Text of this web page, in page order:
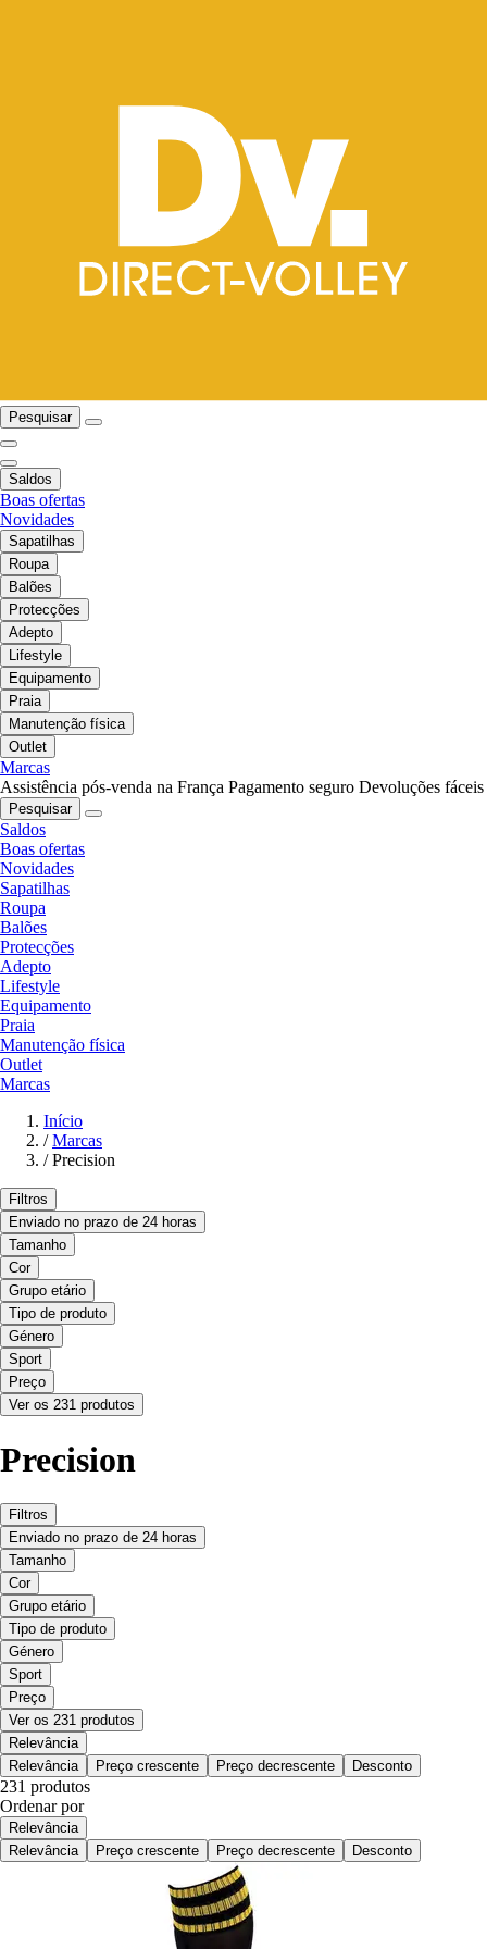
Pesquisar
Saldos
Boas ofertas
Novidades
Sapatilhas
Roupa
Balões
Protecções
Adepto
Lifestyle
Equipamento
Praia
Manutenção física
Outlet
Marcas
Assistência pós-venda na França Pagamento seguro Devoluções fáceis
Pesquisar
Saldos
Boas ofertas
Novidades
Sapatilhas
Roupa
Balões
Protecções
Adepto
Lifestyle
Equipamento
Praia
Manutenção física
Outlet
Marcas
Início
/ Marcas
/ Precision
Filtros
Enviado no prazo de 24 horas
Tamanho
Cor
Grupo etário
Tipo de produto
Género
Sport
Preço
Ver os 231 produtos
Precision
Filtros
Enviado no prazo de 24 horas
Tamanho
Cor
Grupo etário
Tipo de produto
Género
Sport
Preço
Ver os 231 produtos
Relevância
Relevância
Preço crescente Preço decrescente Desconto
231 produtos
Ordenar por
Relevância
Relevância
Preço crescente Preço decrescente Desconto